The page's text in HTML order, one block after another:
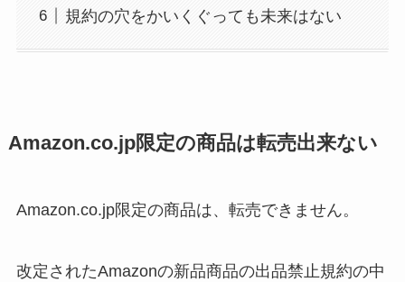
規約の穴をかいくぐっても未来はない
Amazon.co.jp限定の商品は転売出来ない
Amazon.co.jp限定の商品は、転売できません。
改定されたAmazonの新品商品の出品禁止規約の中